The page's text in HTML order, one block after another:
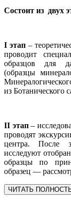
Состоит из двух
I этап –
проводит
образцов для
(образцы
из Ботанического
II этап –
проводят
центра. После
исследуют
образцы по
образец —
ЧИТАТЬ